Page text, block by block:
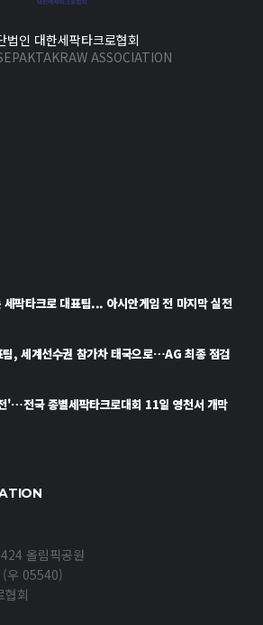
법인 대한세팍타크로협회
ASSOCIATION
팍타크로 대표팀... 아시안게임 전 마지막 실전
, 세계선수권 참가차 태국으로…AG 최종 점검
'…전국 종별세팍타크로대회 11일 영천서 개막
올림픽공원
(우 05540)
협회